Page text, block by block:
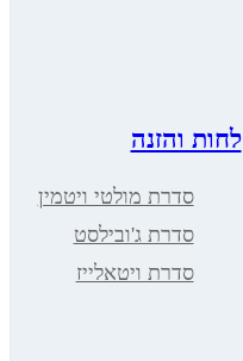
לחות והזנה
סדרת מולטי ויטמין
סדרת ג'ובילסט
סדרת ויטאלייז